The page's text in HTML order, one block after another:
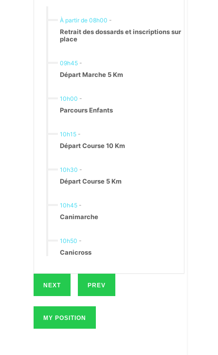
À partir de 08h00 -
Retrait des dossards et inscriptions sur
place
09h45 -
Départ Marche 5 Km
10h00 -
Parcours Enfants
10h15 -
Départ Course 10 Km
10h30 -
Départ Course 5 Km
10h45 -
Canimarche
10h50 -
Canicross
NEXT PREV
MY POSITION